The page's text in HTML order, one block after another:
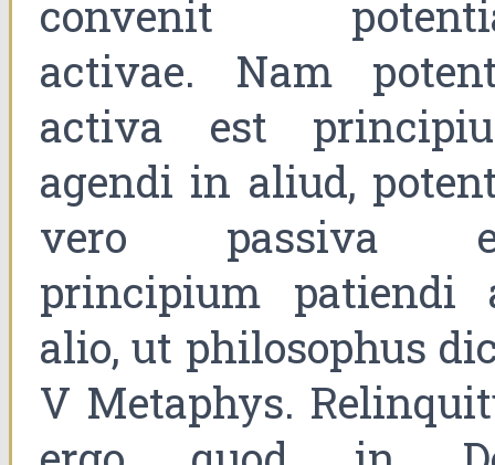
convenit
activae. Nam
activa est
agendi in aliud,
vero passiva
principium patiendi
alio, ut philosophus
V Metaphys.